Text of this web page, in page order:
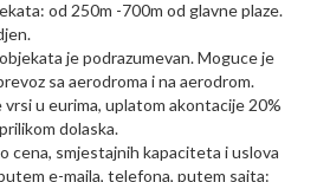
od 250m -700m od glavne plaze.
je podrazumevan. Moguce je
sa aerodroma i na aerodrom.
vrsi u eurima, uplatom akontacije 20%
dolaska.
cena, smjestajnih kapaciteta i uslova
e-maila, telefona, putem sajta: